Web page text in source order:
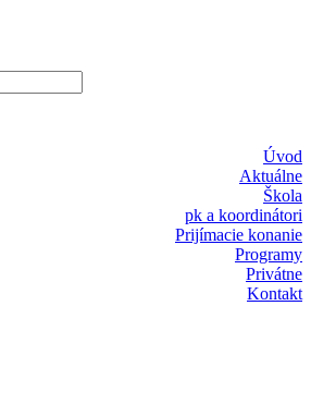
Úvod
Aktuálne
Škola
pk a koordinátori
Prijímacie konanie
Programy
Privátne
Kontakt